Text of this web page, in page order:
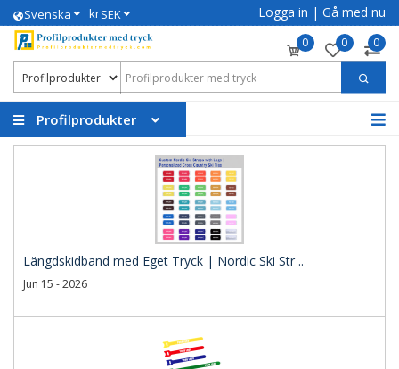
Svenska krSEK Logga in | Gå med nu
0 0 0
Profilprodukter
Längdskidband med Eget Tryck | Nordic Ski Str ..
Jun 15 - 2026